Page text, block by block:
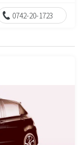
0742-20-1723